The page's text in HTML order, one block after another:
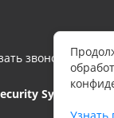
звонок
Systems" ©